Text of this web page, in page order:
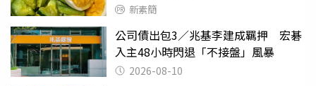
新素簡
公司債出包3／兆基李建成羈押 宏碁
入主48小時閃退「不接盤」風暴
2026-08-10